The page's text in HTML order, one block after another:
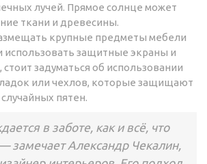
лучей. Прямое солнце может
ткани и древесины.
крупные предметы мебели
использовать защитные экраны и
задуматься об использовании
или чехлов, которые защищают
пятен.
в заботе, как и всё, что
Александр Чекалин,